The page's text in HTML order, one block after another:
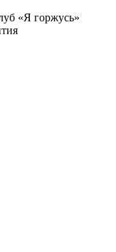
«Я горжусь»